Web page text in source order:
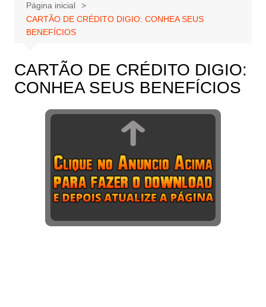
Página inicial
CARTÃO DE CRÉDITO DIGIO: CONHEA SEUS
BENEFÍCIOS
CARTÃO DE CRÉDITO DIGIO:
CONHEA SEUS BENEFÍCIOS